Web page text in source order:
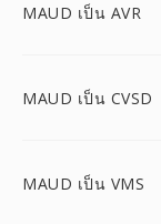
MAUD เป็น AVR
MAUD เป็น CVSD
MAUD เป็น VMS